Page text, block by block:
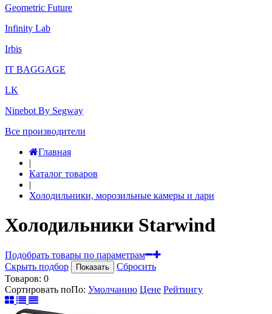
Geometric Future
Infinity Lab
Irbis
IT BAGGAGE
LK
Ninebot By Segway
Все производители
Главная
|
Каталог товаров
|
Холодильники, морозильные камеры и лари
Холодильники Starwind
Подобрать товары по параметрам
Скрыть подбор
Показать
Сбросить
Товаров: 0
Сортировать поПо: Умолчанию Цене Рейтингу